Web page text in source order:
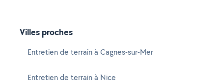
Villes proches
Entretien de terrain à Cagnes-sur-Mer
Entretien de terrain à Nice